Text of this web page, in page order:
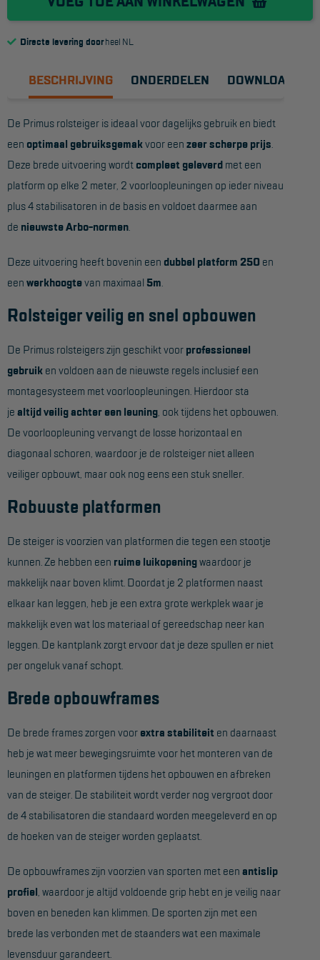
Reddingsmiddelen
CombiDeals
MAATWERK
VERHUUR
Steigers
Rolsteigers
Schilderstellingen
Gevelsteigers
Steiger overkapping
Hangbruginstallaties
Schilderwerkzaamheden
Industrieel onderhoud
Hoogwerkers
Knikarmhoogwerkers
Spinhoogwerkers
Schaarhoogwerkers
Masthoogwerkers
Autohoogwerkers
Project toepassingen
Hoogbouw
Industrie
Keuring en Inspectie
Steigers
Valbeveiliging
Directe levering doorheel NL
BESCHRIJVING ONDERDELEN DOWNLOADS
De Primus rolsteiger is ideaal voor dagelijks gebruik en biedt
een optimaal gebruiksgemakvoor een zeer scherpe prijs
Deze brede uitvoering wordt compleet geleverd met een
platform op elke 2 meter, 2 voorloopleuningen op ieder niveau
plus 4 stabilisatoren in de basis en voldoet daarmee aan
de nieuwste Arbo-normen
Deze uitvoering heeft bovenin een dubbel platform 250 en
een werkhoogtevan maximaal 5m
Rolsteiger veilig en snel opbouwen
De Primus rolsteigers zijn geschikt voor professioneel
gebruik en voldoen aan de nieuwste regels inclusief een
montagesysteem met voorloopleuningen. Hierdoor sta
je altijd veilig achter een leuning , ook tijdens het opbouwen.
De voorloopleuning vervangt de losse horizontaal en
diagonaal schoren, waardoor je de rolsteiger niet alleen
veiliger opbouwt, maar ook nog eens een stuk sneller.
Robuuste platformen
De steiger is voorzien van platformen die tegen een stootje
kunnen. Ze hebben een ruime luikopeningwaardoor je
makkelijk naar boven klimt. Doordat je 2 platformen naast
elkaar kan leggen, heb je een extra grote werkplek waar je
makkelijk even wat los materiaal of gereedschap neer kan
leggen. De kantplank zorgt ervoor dat je deze spullen er niet
per ongeluk vanaf schopt.
Brede opbouwframes
De brede frames zorgen voor extra stabiliteit en daarnaast
heb je wat meer bewegingsruimte voor het monteren van de
leuningen en platformen tijdens het opbouwen en afbreken
van de steiger. De stabiliteit wordt verder nog vergroot door
de 4 stabilisatoren die standaard worden meegeleverd en op
de hoeken van de steiger worden geplaatst.
De opbouwframes zijn voorzien van sporten met een antislip
profiel , waardoor je altijd voldoende grip hebt en je veilig naar
boven en beneden kan klimmen. De sporten zijn met een
brede las verbonden met de staanders wat een maximale
levensduur garandeert.